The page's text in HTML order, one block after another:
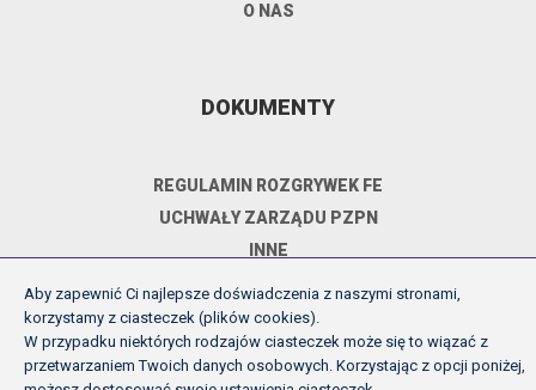
O NAS
DOKUMENTY
REGULAMIN ROZGRYWEK FE
UCHWAŁY ZARZĄDU PZPN
INNE
Copyright (c) Futsal Ekstraklasa 2026
Aby zapewnić Ci najlepsze doświadczenia z naszymi stronami,
korzystamy z ciasteczek (plików cookies).
W przypadku niektórych rodzajów ciasteczek może się to wiązać z
przetwarzaniem Twoich danych osobowych. Korzystając z opcji poniżej,